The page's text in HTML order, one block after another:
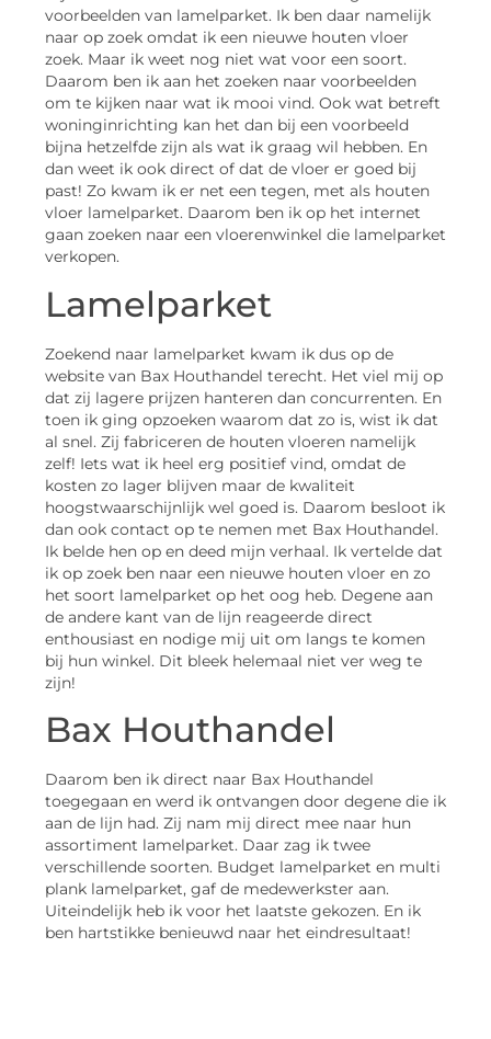
voorbeelden van lamelparket. Ik ben daar namelijk
naar op zoek omdat ik een nieuwe houten vloer
zoek. Maar ik weet nog niet wat voor een soort.
Daarom ben ik aan het zoeken naar voorbeelden
om te kijken naar wat ik mooi vind. Ook wat betreft
woninginrichting kan het dan bij een voorbeeld
bijna hetzelfde zijn als wat ik graag wil hebben. En
dan weet ik ook direct of dat de vloer er goed bij
past! Zo kwam ik er net een tegen, met als houten
vloer lamelparket. Daarom ben ik op het internet
gaan zoeken naar een vloerenwinkel die lamelparket
verkopen.
Lamelparket
Zoekend naar lamelparket kwam ik dus op de
website van Bax Houthandel terecht. Het viel mij op
dat zij lagere prijzen hanteren dan concurrenten. En
toen ik ging opzoeken waarom dat zo is, wist ik dat
al snel. Zij fabriceren de houten vloeren namelijk
zelf! Iets wat ik heel erg positief vind, omdat de
kosten zo lager blijven maar de kwaliteit
hoogstwaarschijnlijk wel goed is. Daarom besloot ik
dan ook contact op te nemen met Bax Houthandel.
Ik belde hen op en deed mijn verhaal. Ik vertelde dat
ik op zoek ben naar een nieuwe houten vloer en zo
het soort lamelparket op het oog heb. Degene aan
de andere kant van de lijn reageerde direct
enthousiast en nodige mij uit om langs te komen
bij hun winkel. Dit bleek helemaal niet ver weg te
zijn!
Bax Houthandel
Daarom ben ik direct naar Bax Houthandel
toegegaan en werd ik ontvangen door degene die ik
aan de lijn had. Zij nam mij direct mee naar hun
assortiment lamelparket. Daar zag ik twee
verschillende soorten. Budget lamelparket en multi
plank lamelparket, gaf de medewerkster aan.
Uiteindelijk heb ik voor het laatste gekozen. En ik
ben hartstikke benieuwd naar het eindresultaat!